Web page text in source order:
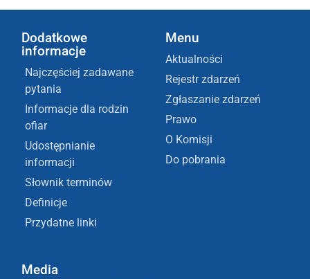
Dodatkowe
informacje
Najczęściej zadawane
pytania
Informacje dla rodzin
ofiar
Udostępnianie
informacji
Słownik terminów
Definicje
Przydatne linki
Menu
Aktualności
Rejestr zdarzeń
Zgłaszanie zdarzeń
Prawo
O Komisji
Do pobrania
Media